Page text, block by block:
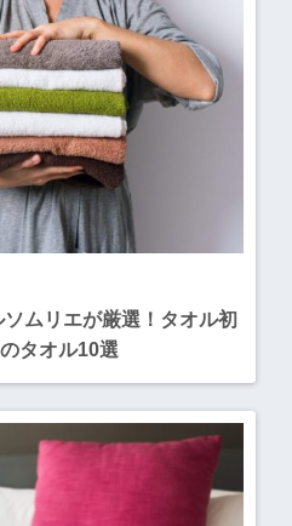
ソムリエが厳選！タオル初
タオル10選